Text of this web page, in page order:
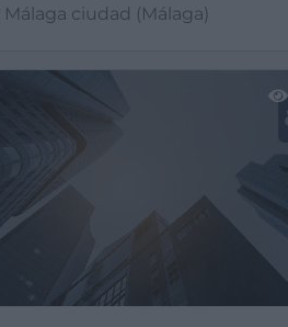
Málaga ciudad (Málaga)